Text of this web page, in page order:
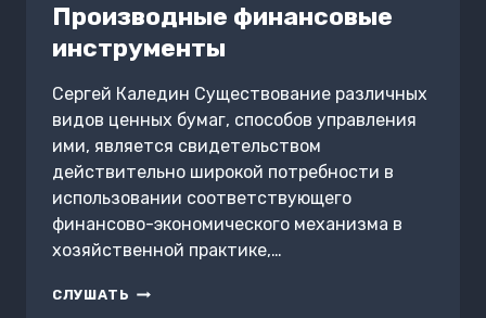
Производные финансовые
инструменты
Сергей Каледин Существование различных
видов ценных бумаг, способов управления
ими, является свидетельством
действительно широкой потребности в
использовании соответствующего
финансово-экономического механизма в
хозяйственной практике,…
СЛУШАТЬ ПРОИЗВОДНЫЕ